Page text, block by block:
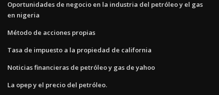
Oportunidades de negocio en la industria del petróleo y el gas
en nigeria
Método de acciones propias
Tasa de impuesto a la propiedad de california
Noticias financieras de petróleo y gas de yahoo
La opep y el precio del petróleo.